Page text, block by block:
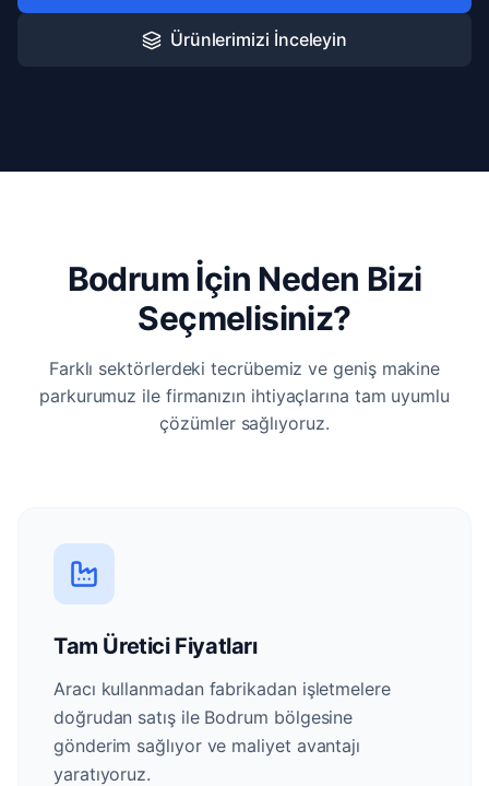
Ürünlerimizi İnceleyin
Bodrum İçin Neden Bizi
Seçmelisiniz?
Farklı sektörlerdeki tecrübemiz ve geniş makine
parkurumuz ile firmanızın ihtiyaçlarına tam uyumlu
çözümler sağlıyoruz.
Tam Üretici Fiyatları
Aracı kullanmadan fabrikadan işletmelere
doğrudan satış ile Bodrum bölgesine
gönderim sağlıyor ve maliyet avantajı
yaratıyoruz.